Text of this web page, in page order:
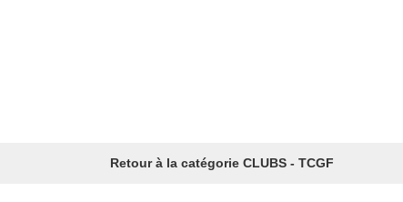
Retour à la catégorie CLUBS - TCGF